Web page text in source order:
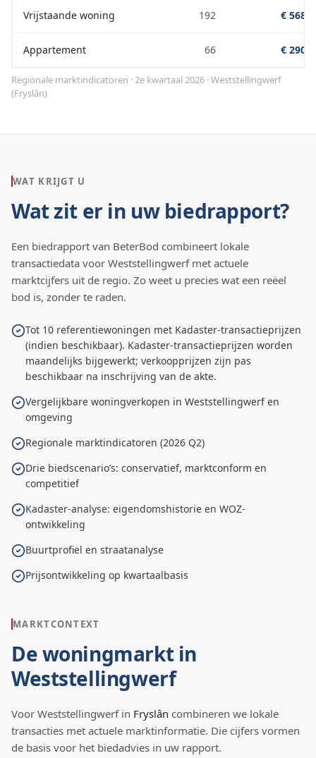
Vrijstaande woning 192 €
Appartement 66 €
Regionale marktindicatoren · 2e kwartaal 2026 ·Weststellingwerf
(Fryslân)
WAT KRIJGT U
Wat zit er in uw biedrapport?
Een biedrapport van BeterBod combineert lokale
transactiedata voor Weststellingwerfmet actuele
marktcijfers uit de regio. Zo weet u precies wat een reëel
bod is, zonder te raden.
Tot 10 referentiewoningen met Kadaster-transactieprijzen
(indien beschikbaar). Kadaster-transactieprijzen worden
maandelijks bijgewerkt; verkoopprijzen zijn pas
beschikbaar na inschrijving van de akte.
Vergelijkbare woningverkopen in Weststellingwerf en
omgeving
Regionale marktindicatoren (2026 Q2)
Drie biedscenario’s: conservatief, marktconform en
competitief
Kadaster-analyse: eigendomshistorie en WOZ-
ontwikkeling
Buurtprofiel en straatanalyse
Prijsontwikkeling op kwartaalbasis
MARKTCONTEXT
De woningmarkt in
Weststellingwerf
Voor Weststellingwerfin Fryslân combineren we lokale
transacties met actuele marktinformatie. Die cijfers vormen
de basis voor het biedadvies in uw rapport.